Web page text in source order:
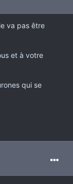
va pas être
et à votre
qui se